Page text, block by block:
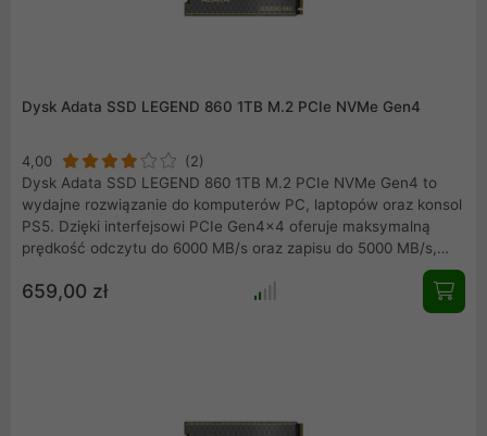
Dysk Adata SSD LEGEND 860 1TB M.2 PCIe NVMe Gen4
4,00
(2)
Dysk Adata SSD LEGEND 860 1TB M.2 PCIe NVMe Gen4 to
wydajne rozwiązanie do komputerów PC, laptopów oraz konsol
PS5. Dzięki interfejsowi PCIe Gen4x4 oferuje maksymalną
prędkość odczytu do 6000 MB/s oraz zapisu do 5000 MB/s,
zapewniając szybki dostęp do danych. Wysoka odporność na
wstrząsy, szeroki zakres temperatur pracy oraz 5-letnia
gwarancja sprawiają, że jest to niezawodne i trwałe urządzenie
659,00 zł